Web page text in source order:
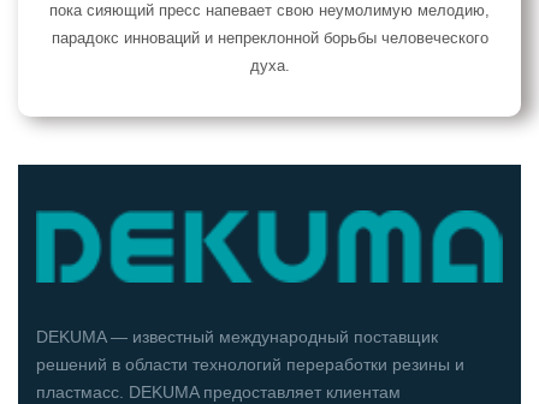
пока сияющий пресс напевает свою неумолимую мелодию,
парадокс инноваций и непреклонной борьбы человеческого
духа.
DEKUMA — известный международный поставщик
решений в области технологий переработки резины и
пластмасс. DEKUMA предоставляет клиентам